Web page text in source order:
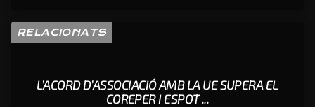
RELACIONATS
L’ACORD D’ASSOCIACIÓ AMB LA UE SUPERA EL
COREPER I ESPOT ...